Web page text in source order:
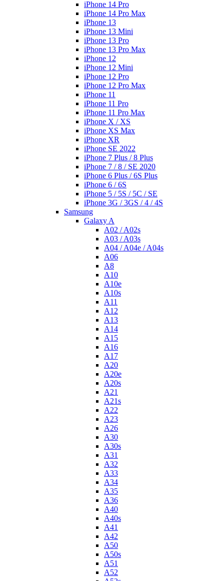
iPhone 14 Pro
iPhone 14 Pro Max
iPhone 13
iPhone 13 Mini
iPhone 13 Pro
iPhone 13 Pro Max
iPhone 12
iPhone 12 Mini
iPhone 12 Pro
iPhone 12 Pro Max
iPhone 11
iPhone 11 Pro
iPhone 11 Pro Max
iPhone X / XS
iPhone XS Max
iPhone XR
iPhone SE 2022
iPhone 7 Plus / 8 Plus
iPhone 7 / 8 / SE 2020
iPhone 6 Plus / 6S Plus
iPhone 6 / 6S
iPhone 5 / 5S / 5C / SE
iPhone 3G / 3GS / 4 / 4S
Samsung
Galaxy A
A02 / A02s
A03 / A03s
A04 / A04e / A04s
A06
A8
A10
A10e
A10s
A11
A12
A13
A14
A15
A16
A17
A20
A20e
A20s
A21
A21s
A22
A23
A26
A30
A30s
A31
A32
A33
A34
A35
A36
A40
A40s
A41
A42
A50
A50s
A51
A52